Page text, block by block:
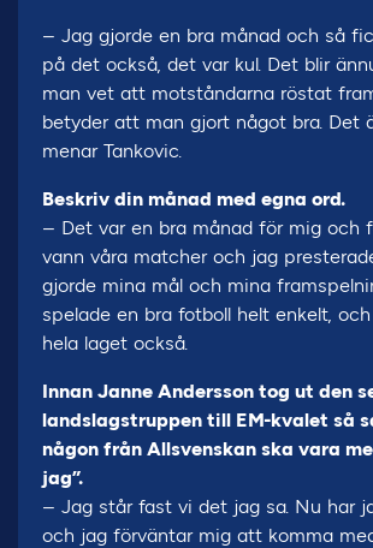
– Jag gjorde en bra månad och så
på det också, det var kul. Det blir
man vet att motståndarna röstat
betyder att man gjort något bra. Det
menar Tankovic.
Beskriv din månad med egna ord.
– Det var en bra månad för mig och
vann våra matcher och jag
gjorde mina mål och mina
spelade en bra fotboll helt enkelt,
hela laget också.
Innan Janne Andersson tog ut den
landslagstruppen till EM-kvalet så
någon från Allsvenskan ska vara
jag”.
– Jag står fast vi det jag sa. Nu har
och jag förväntar mig att komma